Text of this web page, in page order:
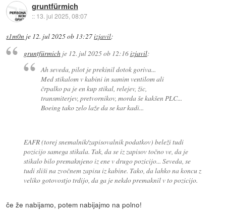
gruntfürmich
:: 13. jul 2025, 08:07
s1m0n je 12. jul 2025 ob 13:27izjavil:
gruntfürmichje 12. jul 2025 ob 12:16izjavil:
Ah seveda, pilot je prekinil dotok goriva...
Med stikalom v kabini in samim ventilom ali
črpalko pa je en kup stikal, relejev, žic,
transmiterjev, pretvornikov, morda še kakšen PLC...
Boeing tako zelo laže da se kar kadi...
EAFR (torej snemalnik/zapisovalnik podatkov) beleži tudi
pozicijo samega stikala. Tak, da se iz zapisov točno ve, da je
stikalo bilo premaknjeno iz ene v drugo pozicijo... Seveda, se
tudi sliši na zvočnem zapisu iz kabine. Tako, da lahko na koncu z
veliko gotovostjo trdijo, da ga je nekdo premaknil v to pozicijo.
če že nabijamo, potem nabijajmo na polno!